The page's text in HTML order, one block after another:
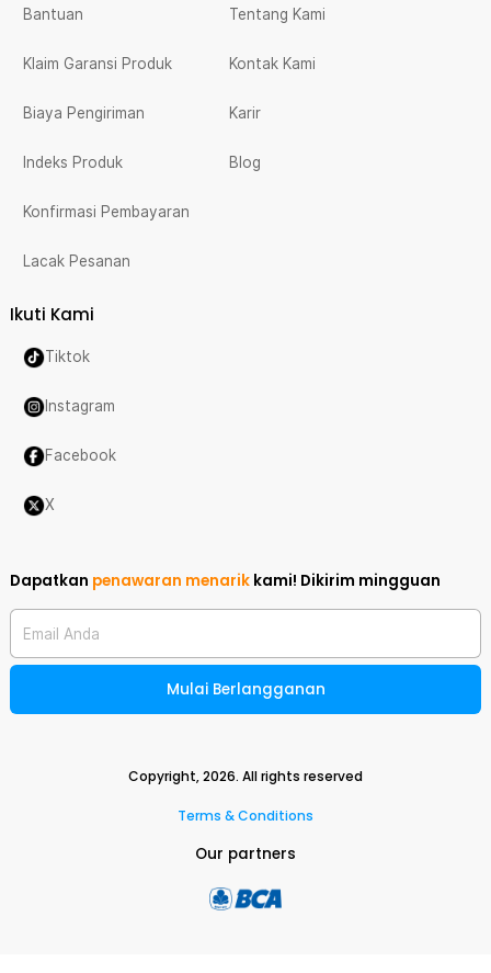
Bantuan
Klaim Garansi Produk
Biaya Pengiriman
Indeks Produk
Konfirmasi Pembayaran
Lacak Pesanan
Tentang Kami
Kontak Kami
Karir
Blog
Ikuti Kami
Tiktok
Instagram
Facebook
X
Dapatkan penawaran menarik kami! Dikirim mingguan
Email Anda
Mulai Berlangganan
Copyright,2026. All rights reserved
Terms & Conditions
Our partners